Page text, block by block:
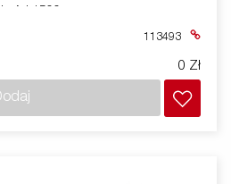
1500 mm.
113493
0 Zł